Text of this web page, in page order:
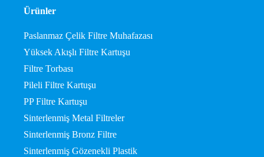
Ürünler
Paslanmaz Çelik Filtre Muhafazası
Yüksek Akışlı Filtre Kartuşu
Filtre Torbası
Pileli Filtre Kartuşu
PP Filtre Kartuşu
Sinterlenmiş Metal Filtreler
Sinterlenmiş Bronz Filtre
Sinterlenmiş Gözenekli Plastik